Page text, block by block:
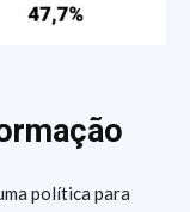
política para